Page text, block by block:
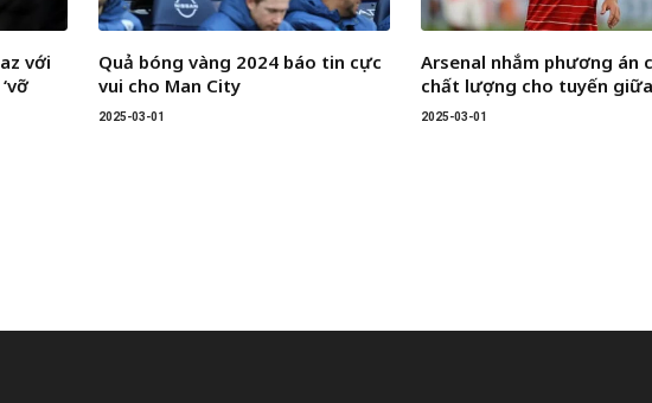
với
Quả bóng vàng 2024 báo tin cực
vui cho Man City
2025-03-01
Arsenal nhắm phương án
chất lượng cho tuyến giữa
2025-03-01